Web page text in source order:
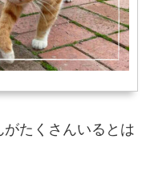
たくさんいるとは